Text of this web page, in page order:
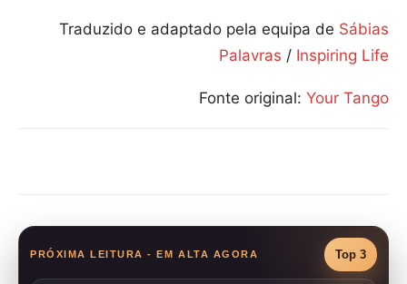
Traduzido e adaptado pela equipa de Sábias
Palavras / Inspiring Life
Fonte original: Your Tango
PRÓXIMA LEITURA - EM ALTA AGORA Top 3